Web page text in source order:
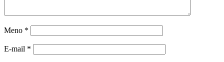
Meno *
E-mail *